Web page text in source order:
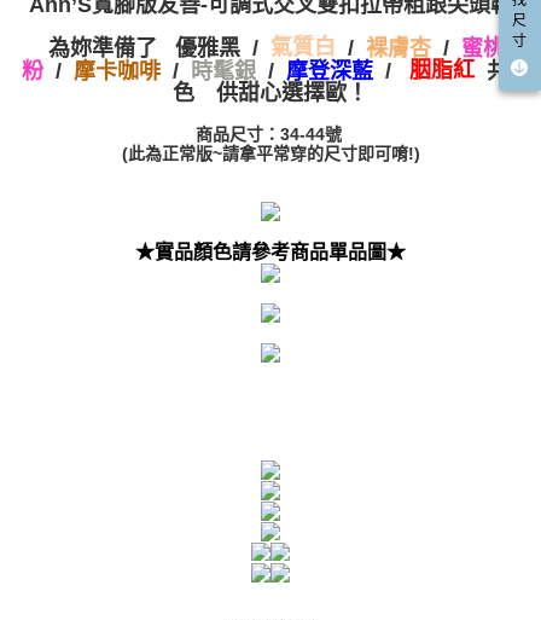
https://aftee.tw/terms/#terms3
３．未成年的使用者請事先徵得法定代理人或監護人之同意方可使用
「AFTEE先享後付」，若未經同意申辦者引起之損失，本公司不負相關責
任。
４．使用「AFTEE先享後付」時，將依據個別帳號之用戶狀況，依本公司即
時審查核予不同之上限額度；若仍有額度不足之情形，本公司將視審查結果
請求用戶進行身份認證。
５．嚴禁一人註冊多個帳號或使用他人資訊註冊。若發現惡意使用之情形，
每筆NT$100，滿NT$999(含以上)免運費
宅配
每筆NT$100，滿NT$999(含以上)免運費
國家/地區配送(非順豐配送，勿填寫順豐智能櫃地址)
Ann’S寬腳版友善-可調式交叉雙扣拉帶粗跟尖頭鞋
為妳準備了
優雅黑 / 氣質白 / 裸膚杏 / 蜜桃
粉 / 摩卡咖啡 / 時髦銀 / 摩登深藍 / 胭脂紅 共8
色 供甜心選擇歐！
商品尺寸：34-44號
(此為正常版~請拿平常穿的尺寸即可唷!)
★實品顏色請參考商品單品圖★
尺
寸